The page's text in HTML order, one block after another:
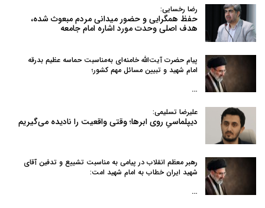
رضا رخسایی:
حفظ همگرایی و حضور میدانی مردم مبعوث شده،
هدف اصلی وحدت مورد اشاره امام جامعه
پیام حضرت آیت‌الله خامنه‌ای به‌مناسبت حماسه عظیم بدرقه
امام شهید و تبیین مسائل مهم کشور؛
…
علیرضا تسلیمی:
دیپلماسیِ روی ابرها؛ وقتی واقعیت را نادیده می‌گیریم
رهبر معظم انقلاب در پیامی به‌ مناسبت تشییع و تدفین آقای
شهید ایران خطاب به امام شهید امت:
…